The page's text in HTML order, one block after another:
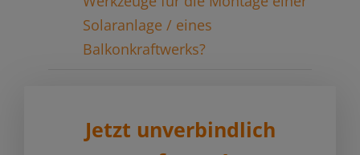
Solaranlage / eines
Balkonkraftwerks?
Jetzt unverbindlich